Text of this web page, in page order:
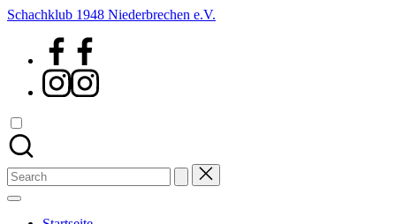
Skip
Schachklub 1948 Niederbrechen e.V.
Facebook
Instagram
Search
for: